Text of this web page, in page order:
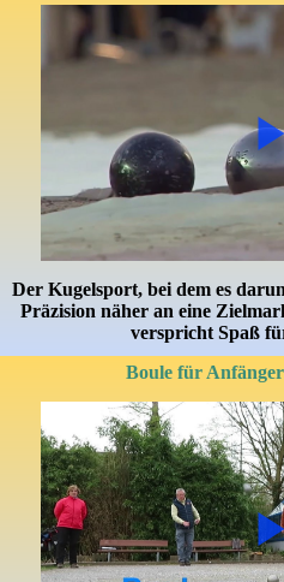
Der Kugelsport, bei dem es
Präzision näher an eine
verspricht Spaß
Boule für